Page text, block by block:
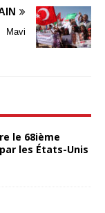
Mavi
le 68ième
les États-Unis